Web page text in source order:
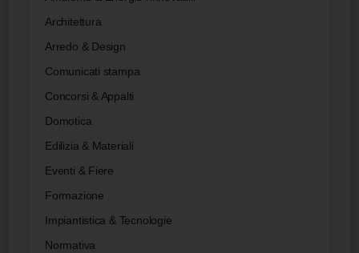
Architettura
Arredo & Design
Comunicati stampa
Concorsi & Appalti
Domotica
Edilizia & Materiali
Eventi & Fiere
Formazione
Impiantistica & Tecnologie
Normativa